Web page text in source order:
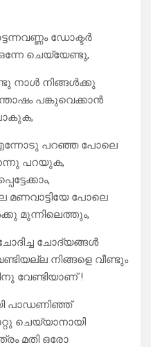
ഡോക്ടർ
ചെയ്യേണ്ടു,
നാൾ നിങ്ങൾക്കു
പങ്കുവെക്കാൻ
പറഞ്ഞ പോലെ
പറയുക,
മണവാട്ടിയേ പോലെ
മുന്നിലെത്തും,
ചോദ്യങ്ങൾ
നിങ്ങളെ വീണ്ടും
വേണ്ടിയാണ് !
പാഡണിഞ്ഞ്
ചെയ്യാനായി
മതി ഒരോ